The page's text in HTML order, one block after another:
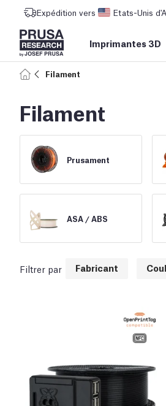
Expédition vers Etats-Unis
Imprimantes 3D
Filament
Filament
Prusament
ASA /ABS
Filtrer par Fabricant